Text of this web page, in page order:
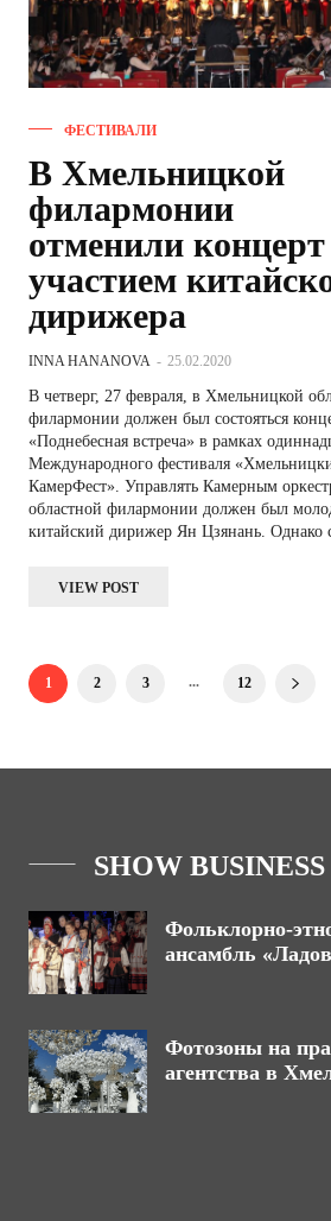
ФЕСТИВАЛИ
В Хмельницкой
филармонии
отменили концерт
участием
дирижера
INNA HANANOVA - 25.02.2020
В четверг, 27 февраля, в Хмельницкой
филармонии должен был состояться
«Поднебесная встреча» в рамках
Международного фестиваля
КамерФест». Управлять Камерным
областной филармонии должен был
китайский дирижер Ян Цзянань. Однако
VIEW POST
1 2 3 ... 12
SHOW BUSINESS
Фольклорно-
ансамбль
Фотозоны на
агентства в